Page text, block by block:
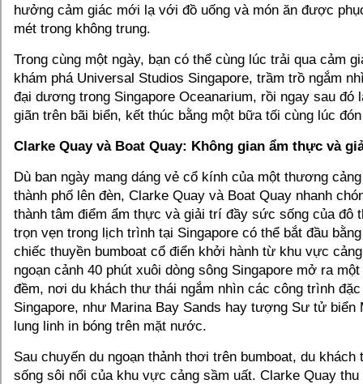
hưởng cảm giác mới lạ với đồ uống và món ăn được
mét trong không trung.
Trong cùng một ngày, bạn có thể cùng lúc trải qua cảm
khám phá Universal Studios Singapore, trầm trồ ngắm
đại dương trong Singapore Oceanarium, rồi ngay sau đó
giãn trên bãi biển, kết thúc bằng một bữa tối cùng lúc
Clarke Quay và Boat Quay: Không gian ẩm thực và
Dù ban ngày mang dáng vẻ cổ kính của một thương
thành phố lên đèn, Clarke Quay và Boat Quay nhanh
thành tâm điểm ẩm thực và giải trí đầy sức sống của đô
trọn vẹn trong lịch trình tại Singapore có thể bắt đầu
chiếc thuyền bumboat cổ điển khởi hành từ khu vực
ngoạn cảnh 40 phút xuôi dòng sông Singapore mở ra
đềm, nơi du khách thư thái ngắm nhìn các công trình
Singapore, như Marina Bay Sands hay tượng Sư tử biển
lung linh in bóng trên mặt nước.
Sau chuyến du ngoạn thảnh thơi trên bumboat, du
sống sôi nổi của khu vực cảng sầm uất. Clarke Quay